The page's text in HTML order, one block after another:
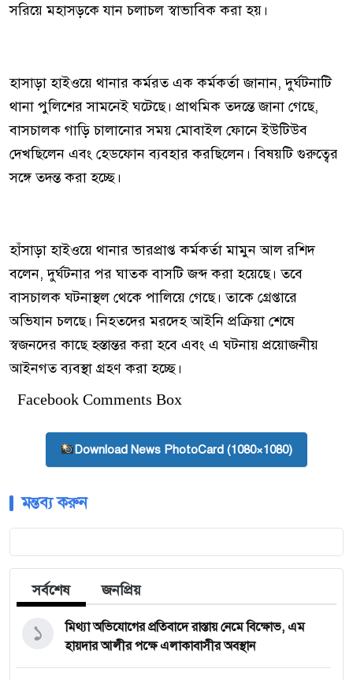
সরিয়ে মহাসড়কে যান চলাচল স্বাভাবিক করা হয়।
হাসাড়া হাইওয়ে থানার কর্মরত এক কর্মকর্তা জানান, দুর্ঘটনাটি
থানা পুলিশের সামনেই ঘটেছে। প্রাথমিক তদন্তে জানা গেছে,
বাসচালক গাড়ি চালানোর সময় মোবাইল ফোনে ইউটিউব
দেখছিলেন এবং হেডফোন ব্যবহার করছিলেন। বিষয়টি গুরুত্বের
সঙ্গে তদন্ত করা হচ্ছে।
হাঁসাড়া হাইওয়ে থানার ভারপ্রাপ্ত কর্মকর্তা মামুন আল রশিদ
বলেন, দুর্ঘটনার পর ঘাতক বাসটি জব্দ করা হয়েছে। তবে
বাসচালক ঘটনাস্থল থেকে পালিয়ে গেছে। তাকে গ্রেপ্তারে
অভিযান চলছে। নিহতদের মরদেহ আইনি প্রক্রিয়া শেষে
স্বজনদের কাছে হস্তান্তর করা হবে এবং এ ঘটনায় প্রয়োজনীয়
আইনগত ব্যবস্থা গ্রহণ করা হচ্ছে।
Facebook Comments Box
Download News PhotoCard (1080×1080)
মন্তব্য করুন
সর্বশেষ জনপ্রিয়
মিথ্যা অভিযোগের প্রতিবাদে রাস্তায় নেমে বিক্ষোভ, এম
হায়দার আলীর পক্ষে এলাকাবাসীর অবস্থান
১